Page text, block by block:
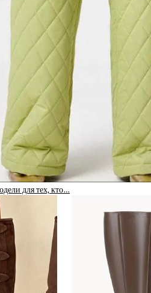
для тех, кто…